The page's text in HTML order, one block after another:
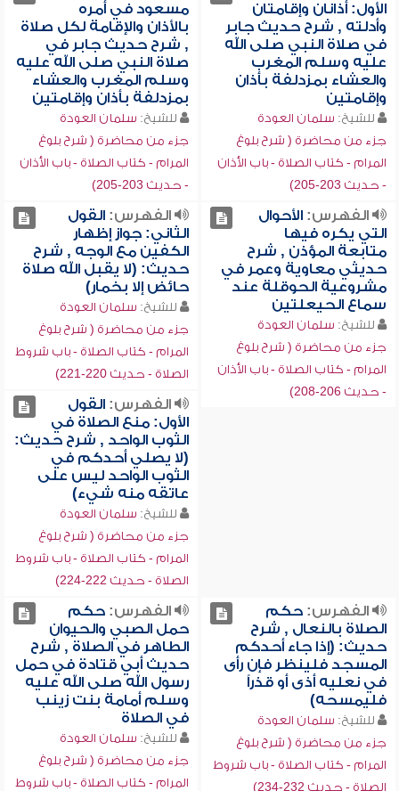
الأول: أذانان وإقامتان
وأدلته , شرح حديث جابر
في صلاة النبي صلى الله
عليه وسلم المغرب
والعشاء بمزدلفة بأذان
وإقامتين
للشيخ: سلمان العودة
جزء من محاضرة ( شرح بلوغ
المرام - كتاب الصلاة - باب الأذان
- حديث 203-205)
مسعود في أمره
بالأذان والإقامة لكل صلاة
, شرح حديث جابر في
صلاة النبي صلى الله عليه
وسلم المغرب والعشاء
بمزدلفة بأذان وإقامتين
للشيخ: سلمان العودة
جزء من محاضرة ( شرح بلوغ
المرام - كتاب الصلاة - باب الأذان
- حديث 203-205)
الفهرس:الأحوال
التي يكره فيها
متابعة المؤذن , شرح
حديثي معاوية وعمر في
مشروعية الحوقلة عند
سماع الحيعلتين
للشيخ: سلمان العودة
جزء من محاضرة ( شرح بلوغ
المرام - كتاب الصلاة - باب الأذان
- حديث 206-208)
الفهرس:القول
الثاني: جواز إظهار
الكفين مع الوجه , شرح
حديث: (لا يقبل الله صلاة
حائض إلا بخمار)
للشيخ: سلمان العودة
جزء من محاضرة ( شرح بلوغ
المرام - كتاب الصلاة - باب شروط
الصلاة - حديث 220-221)
الفهرس:القول
الأول: منع الصلاة في
الثوب الواحد , شرح حديث:
(لا يصلي أحدكم في
الثوب الواحد ليس على
عاتقه منه شيء)
للشيخ: سلمان العودة
جزء من محاضرة ( شرح بلوغ
المرام - كتاب الصلاة - باب شروط
الصلاة - حديث 222-224)
الفهرس:حكم
الصلاة بالنعال , شرح
حديث: (إذا جاء أحدكم
المسجد فلينظر فإن رأى
في نعليه أذى أو قذراً
فليمسحه)
للشيخ: سلمان العودة
جزء من محاضرة ( شرح بلوغ
المرام - كتاب الصلاة - باب شروط
الصلاة - حديث 232-234)
الفهرس:حكم
حمل الصبي والحيوان
الطاهر في الصلاة , شرح
حديث أبي قتادة في حمل
رسول الله صلى الله عليه
وسلم أمامة بنت زينب
في الصلاة
للشيخ: سلمان العودة
جزء من محاضرة ( شرح بلوغ
المرام - كتاب الصلاة - باب شروط